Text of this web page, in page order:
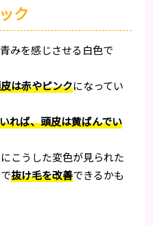
ク
みを感じさせる白色で
は赤やピンクになってい
れば、頭皮は黄ばんでい
こうした変色が見られた
抜け毛を改善できるかも